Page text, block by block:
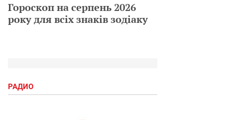
Гороскоп на серпень 2026
року для всіх знаків зодіаку
РАДИО